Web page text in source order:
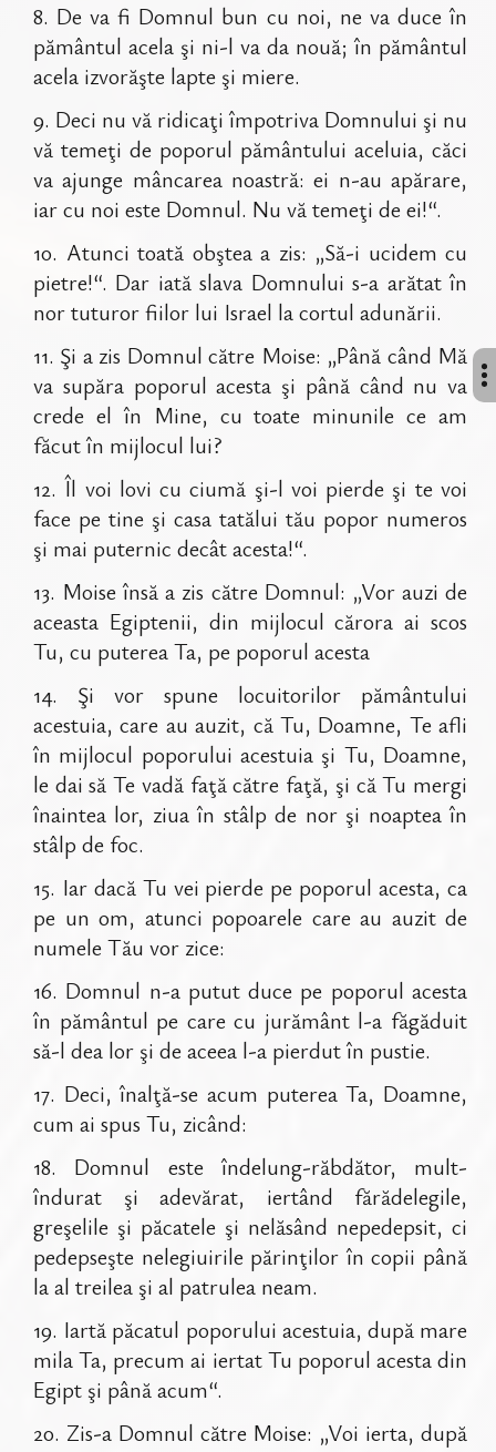
8. De va fi Domnul bun cu noi, ne va duce în
pământul acela şi ni-l va da nouă; în pământul
acela izvorăşte lapte şi miere.
9. Deci nu vă ridicaţi împotriva Domnului şi nu
vă temeţi de poporul pământului aceluia, căci
va ajunge mâncarea noastră: ei n-au apărare,
iar cu noi este Domnul. Nu vă temeţi de ei!“.
10. Atunci toată obştea a zis: „Să-i ucidem cu
pietre!“. Dar iată slava Domnului s-a arătat în
nor tuturor fiilor lui Israel la cortul adunării.
11. Şi a zis Domnul către Moise: „Până când Mă
va supăra poporul acesta şi până când nu va
crede el în Mine, cu toate minunile ce am
făcut în mijlocul lui?
12. Îl voi lovi cu ciumă şi-l voi pierde şi te voi
face pe tine şi casa tatălui tău popor numeros
şi mai puternic decât acesta!“.
13. Moise însă a zis către Domnul: „Vor auzi de
aceasta Egiptenii, din mijlocul cărora ai scos
Tu, cu puterea Ta, pe poporul acesta
14.
Şi vor spune locuitorilor pământului
acestuia, care au auzit, că Tu, Doamne, Te afli
în mijlocul poporului acestuia şi Tu, Doamne,
le dai să Te vadă faţă către faţă, şi că Tu mergi
înaintea lor, ziua în stâlp de nor şi noaptea în
stâlp de foc.
15. Iar dacă Tu vei pierde pe poporul acesta, ca
pe un om, atunci popoarele care au auzit de
numele Tău vor zice:
16. Domnul n-a putut duce pe poporul acesta
în pământul pe care cu jurământ l-a făgăduit
să-l dea lor şi de aceea l-a pierdut în pustie.
17. Deci, înalţă-se acum puterea Ta, Doamne,
cum ai spus Tu, zicând:
18.
Domnul este îndelung-răbdător, mult-
îndurat şi adevărat, iertând fărădelegile,
greşelile şi păcatele şi nelăsând nepedepsit, ci
pedepseşte nelegiuirile părinţilor în copii până
la al treilea şi al patrulea neam.
19. Iartă păcatul poporului acestuia, după mare
mila Ta, precum ai iertat Tu poporul acesta din
Egipt şi până acum“.
20. Zis-a Domnul către Moise: „Voi ierta, după